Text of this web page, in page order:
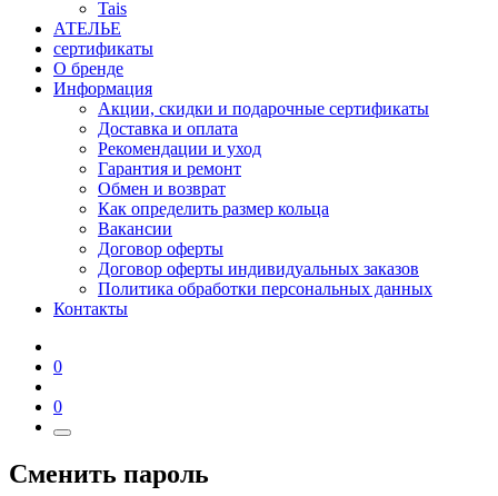
Tais
АТЕЛЬЕ
сертификаты
О бренде
Информация
Акции, скидки и подарочные сертификаты
Доставка и оплата
Рекомендации и уход
Гарантия и ремонт
Обмен и возврат
Как определить размер кольца
Вакансии
Договор оферты
Договор оферты индивидуальных заказов
Политика обработки персональных данных
Контакты
0
0
Сменить пароль